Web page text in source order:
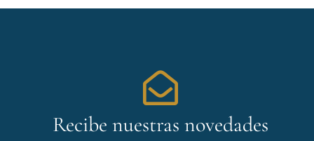
Recibe nuestras novedades